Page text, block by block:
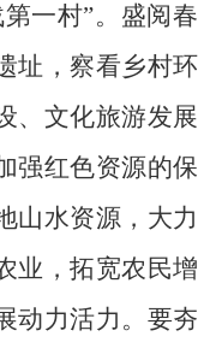
一村”。盛阅春
址，察看乡村环
、文化旅游发展
强红色资源的保
山水资源，大力
业，拓宽农民增
动力活力。要夯